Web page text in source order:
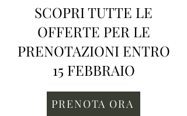
SCOPRI TUTTE LE
OFFERTE PER LE
PRENOTAZIONI ENTRO
15 FEBBRAIO
PRENOTA ORA